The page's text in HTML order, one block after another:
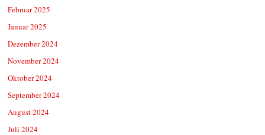
Februar 2025
Januar 2025
Dezember 2024
November 2024
Oktober 2024
September 2024
August 2024
Juli 2024